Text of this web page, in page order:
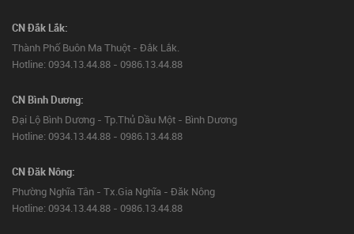
CN Đắk Lắk:
Thành Phố Buôn Ma Thuột - Đắk Lắk.
Hotline: 0934.13.44.88 - 0986.13.44.88
CN Bình Dương:
Đại Lộ Bình Dương - Tp.Thủ Dầu Một - Bình Dương
Hotline: 0934.13.44.88 - 0986.13.44.88
CN Đăk Nông:
Phường Nghĩa Tân - Tx.Gia Nghĩa - Đăk Nông
Hotline: 0934.13.44.88 - 0986.13.44.88